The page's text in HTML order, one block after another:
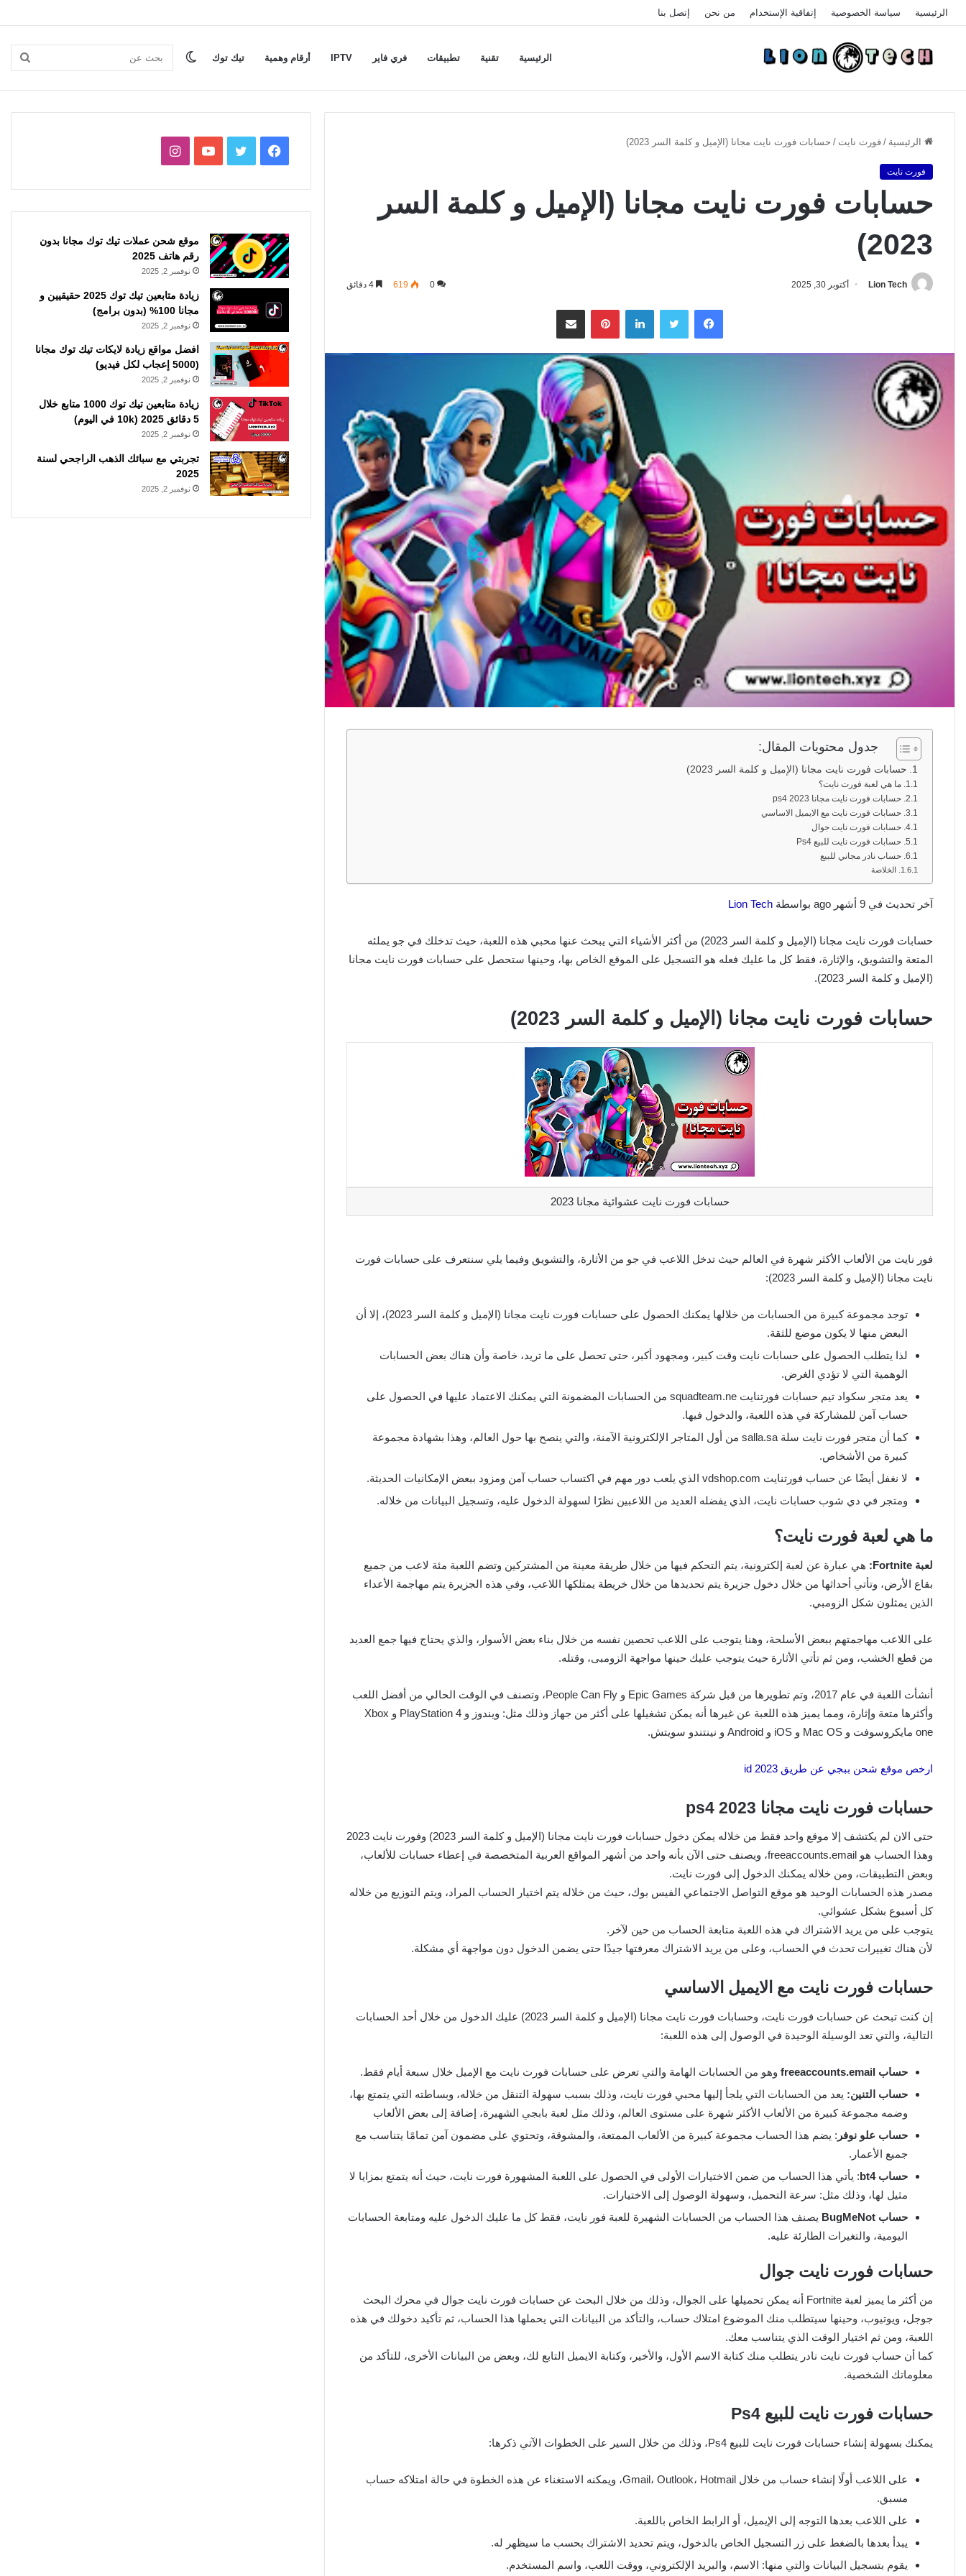
الرئيسية سياسة الخصوصية إتفاقية الإستخدام من نحن إتصل بنا
الرئيسية تقنية تطبيقات فري فاير IPTV أرقام وهمية تيك توك بحث الوضع
الرئيسية / فورت نايت / حسابات فورت نايت مجانا (الإميل و كلمة السر 2023)
فورت نايت
حسابات فورت نايت مجانا (الإميل و كلمة السر
2023)
Lion Tech أكتوبر 30, 2025 0
619
فيسبوك تويتر لينكدإن بينتيريستمشاركة عبر البريد
جدول محتويات المقال:
حسابات فورت نايت مجانا (الإميل و كلمة السر 2023)
ما هي لعبة فورت نايت؟
حسابات فورت نايت مجانا ps4 2023
حسابات فورت نايت مع الايميل الاساسي
حسابات فورت نايت جوال
حسابات فورت نايت للبيع Ps4
حساب نادر مجاني للبيع
الخلاصة
آخر تحديث في 9 أشهر ago بواسطة Lion Tech
حسابات فورت نايت مجانا (الإميل و كلمة السر 2023) من أكثر الأشياء التي يبحث عنها محبي هذه اللعبة، حيث تدخلك في جو يملئه
المتعة والتشويق، والإثارة، فقط كل ما عليك فعله هو التسجيل على الموقع الخاص بها، وحينها ستحصل على حسابات فورت نايت مجانا
(الإميل و كلمة السر 2023).
حسابات فورت نايت مجانا (الإميل و كلمة السر 2023)
حسابات فورت نايت عشوائية مجانا 2023
فور نايت من الألعاب الأكثر شهرة في العالم حيث تدخل اللاعب في جو من الأثارة، والتشويق وفيما يلي سنتعرف على حسابات فورت
نايت مجانا (الإميل و كلمة السر 2023):
توجد مجموعة كبيرة من الحسابات من خلالها يمكنك الحصول على حسابات فورت نايت مجانا (الإميل و كلمة السر 2023)، إلا أن
البعض منها لا يكون موضع للثقة.
لذا يتطلب الحصول على حسابات نايت وقت كبير، ومجهود أكبر، حتى تحصل على ما تريد، خاصة وأن هناك بعض الحسابات
الوهمية التي لا تؤدي الغرض.
يعد متجر سكواد تيم حسابات فورتنايت squadteam.ne من الحسابات المضمونة التي يمكنك الاعتماد عليها في الحصول على
حساب آمن للمشاركة في هذه اللعبة، والدخول فيها.
كما أن متجر فورت نايت سلة salla.sa من أول المتاجر الإلكترونية الآمنة، والتي ينصح بها حول العالم، وهذا بشهادة مجموعة
كبيرة من الأشخاص.
لا نغفل أيضًا عن حساب فورتنايت vdshop.com الذي يلعب دور مهم في اكتساب حساب آمن ومزود ببعض الإمكانيات الحديثة.
ومتجر في دي شوب حسابات نايت، الذي يفضله العديد من اللاعبين نظرًا لسهولة الدخول عليه، وتسجيل البيانات من خلاله.
ما هي لعبة فورت نايت؟
لعبة Fortnite:
هي عبارة عن لعبة إلكترونية، يتم التحكم فيها من خلال طريقة معينة من المشتركين وتضم اللعبة مئة لاعب من جميع
بقاع الأرض، وتأتي أحداثها من خلال دخول جزيرة يتم تحديدها من خلال خريطة يمتلكها اللاعب، وفي هذه الجزيرة يتم مهاجمة الأعداء
الذين يمثلون شكل الزومبي.
على اللاعب مهاجمتهم ببعض الأسلحة، وهنا يتوجب على اللاعب تحصين نفسه من خلال بناء بعض الأسوار، والذي يحتاج فيها جمع العديد
من قطع الخشب، ومن ثم تأتي الأثارة حيث يتوجب عليك حينها مواجهة الزومبى، وقتله.
أنشأت اللعبة في عام 2017، وتم تطويرها من قبل شركة Epic Games و People Can Fly، وتصنف في الوقت الحالي من أفضل اللعب
وأكثرها متعة وإثارة، ومما يميز هذه اللعبة عن غيرها أنه يمكن تشغيلها على أكثر من جهاز وذلك مثل: ويندوز و PlayStation 4 و Xbox
one مايكروسوفت و Mac OS و iOS و Android و نينتندو سويتش.
ارخص موقع شحن ببجي عن طريق id 2023
حسابات فورت نايت مجانا ps4 2023
حتى الان لم يكتشف إلا موقع واحد فقط من خلاله يمكن دخول حسابات فورت نايت مجانا (الإميل و كلمة السر 2023) وفورت نايت 2023
وهذا الحساب هو freeaccounts.email، ويصنف حتى الآن بأنه واحد من أشهر المواقع العربية المتخصصة في إعطاء حسابات للألعاب،
وبعض التطبيقات، ومن خلاله يمكنك الدخول إلى فورت نايت.
مصدر هذه الحسابات الوحيد هو موقع التواصل الاجتماعي الفيس بوك، حيث من خلاله يتم اختيار الحساب المراد، ويتم التوزيع من خلاله
كل أسبوع بشكل عشوائي.
يتوجب على من يريد الاشتراك في هذه اللعبة متابعة الحساب من حين لآخر.
لأن هناك تغييرات تحدث في الحساب، وعلى من يريد الاشتراك معرفتها جيدًا حتى يضمن الدخول دون مواجهة أي مشكلة.
حسابات فورت نايت مع الايميل الاساسي
إن كنت تبحث عن حسابات فورت نايت، وحسابات فورت نايت مجانا (الإميل و كلمة السر 2023) عليك الدخول من خلال أحد الحسابات
التالية، والتي تعد الوسيلة الوحيدة في الوصول إلى هذه اللعبة:
حساب freeaccounts.email
وهو من الحسابات الهامة والتي تعرض على حسابات فورت نايت مع الإميل خلال سبعة أيام فقط.
حساب التنين: يعد من الحسابات التي يلجأ إليها محبي فورت نايت، وذلك بسبب سهولة التنقل من خلاله، وبساطته التي يتمتع بها،
وضمه مجموعة كبيرة من الألعاب الأكثر شهرة على مستوى العالم، وذلك مثل لعبة بابجي الشهيرة، إضافة إلى بعض الألعاب
حساب علو نوفر : يضم هذا الحساب مجموعة كبيرة من الألعاب الممتعة، والمشوقة، وتحتوي على مضمون آمن تمامًا يتناسب مع
جميع الأعمار.
حساب bt4
: يأتي هذا الحساب من ضمن الاختيارات الأولى في الحصول على اللعبة المشهورة فورت نايت، حيث أنه يتمتع بمزايا لا
مثيل لها، وذلك مثل: سرعة التحميل، وسهولة الوصول إلى الاختيارات.
حساب BugMeNot
يصنف هذا الحساب من الحسابات الشهيرة للعبة فور نايت، فقط كل ما عليك الدخول عليه ومتابعة الحسابات
اليومية، والتغيرات الطارئة عليه.
حسابات فورت نايت جوال
من أكثر ما يميز لعبة Fortnite أنه يمكن تحميلها على الجوال، وذلك من خلال البحث عن حسابات فورت نايت جوال في محرك البحث
جوجل، ويوتيوب، وحينها سيتطلب منك الموضوع امتلاك حساب، والتأكد من البيانات التي يحملها هذا الحساب، ثم تأكيد دخولك في هذه
اللعبة، ومن ثم اختيار الوقت الذي يتناسب معك.
كما أن حساب فورت نايت نادر يتطلب منك كتابة الاسم الأول، والأخير، وكتابة الايميل التابع لك، وبعض من البيانات الأخرى، للتأكد من
معلوماتك الشخصية.
حسابات فورت نايت للبيع Ps4
يمكنك بسهولة إنشاء حسابات فورت نايت للبيع Ps4، وذلك من خلال السير على الخطوات الآتي ذكرها:
على اللاعب أولًا إنشاء حساب من خلال Gmail، Outlook، Hotmail، ويمكنه الاستغناء عن هذه الخطوة في حالة امتلاكه حساب
مسبق.
على اللاعب بعدها التوجه إلى الإيميل، أو الرابط الخاص باللعبة.
يبدأ بعدها بالضغط على زر التسجيل الخاص بالدخول، ويتم تحديد الاشتراك بحسب ما سيظهر له.
يقوم بتسجيل البيانات والتي منها: الاسم، والبريد الإلكتروني، ووقت اللعب، واسم المستخدم.
فيسبوكتويتر يوتيوبانستقرام
موقع شحن عملات تيك توك مجانا بدون
رقم هاتف 2025
نوفمبر 2, 2025
زيادة متابعين تيك توك 2025 حقيقيين و
مجانا 100% (بدون برامج)
نوفمبر 2, 2025
افضل مواقع زيادة لايكات تيك توك مجانا
(5000 إعجاب لكل فيديو)
نوفمبر 2, 2025
زيادة متابعين تيك توك 1000 متابع خلال
5 دقائق 2025 (10k في اليوم)
نوفمبر 2, 2025
تجربتي مع سبائك الذهب الراجحي لسنة
2025
نوفمبر 2, 2025